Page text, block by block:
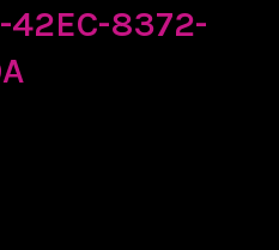
42EC-8372-